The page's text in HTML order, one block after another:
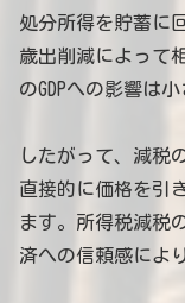
処分所得を貯蓄に
歳出削減によって
のGDPへの影響は
したがって、減税
直接的に価格を引
ます。所得税減税
済への信頼感によ